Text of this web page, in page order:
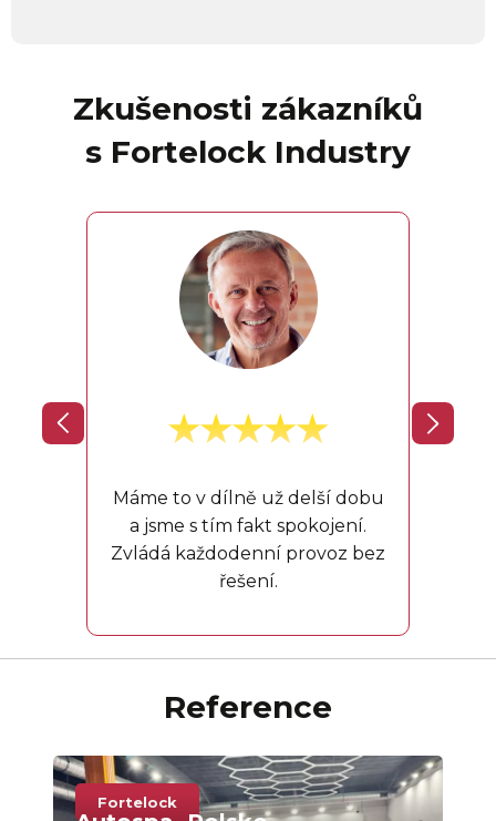
Zkušenosti zákazníků
s Fortelock Industry
Máme to v dílně už delší dobu
a jsme s tím fakt spokojení.
Zvládá každodenní provoz bez
řešení.
Reference
Fortelock